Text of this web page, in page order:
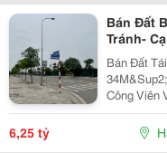
Bán Đất
Tránh-
Bán Đất
Công Viên
Hoàn
6,25 tỷ